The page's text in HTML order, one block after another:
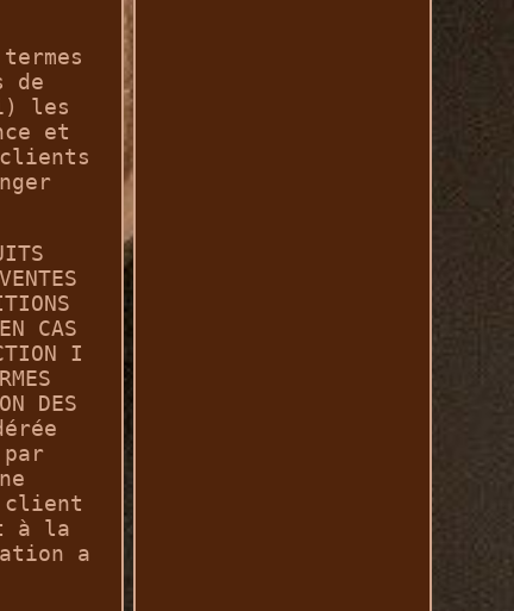
de
les
et
CAS
I
DES
client
à la
a